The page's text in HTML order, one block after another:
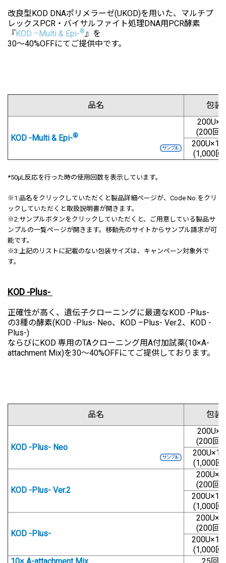
改良型KOD DNAポリメラーゼ(UKOD)を用いた、マルチプ
レックスPCR・バイサルファイト処理DNA用PCR酵素
『KOD –Multi & Epi-® 』を
30～40%OFFにてご提供中です。
品名 包装
KOD -Multi & Epi-®
(200回
200U×1
(1,000回
*50μL反応を行った時の使用回数を表示しています。
※1:品名をクリックしていただくと製品詳細ページが、Code No.をクリ
ックしていただくと取扱説明書が開きます。
※2:サンプルボタンをクリックしていただくと、ご用意している製品サ
ンプルの一覧ページが開きます。移動先のサイトからサンプル請求が可
能です。
※3:上記のリストに記載のない包装サイズは、キャンペーン対象外で
す。
KOD -Plus-
正確性が高く、遺伝子クローニングに最適なKOD -Plus-
の3種の酵素(KOD -Plus- Neo、KOD –Plus- Ver.2、KOD -
Plus-)
ならびにKOD 専用のTAクローニング用A付加試薬(10×A-
attachment Mix)を30～40%OFFにてご提供しております。
品名 包装
KOD -Plus- Neo
(200回
200U×1
(1,000回
KOD -Plus- Ver.2
200U×1
(200回
200U×1
(1,000回
KOD -Plus-
200U×1
(200回
200U×1
(1,000回